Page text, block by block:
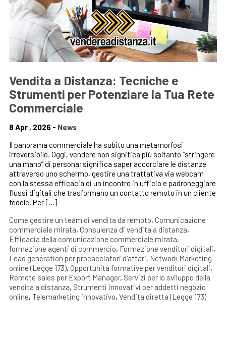
Vendita a Distanza: Tecniche e
Strumenti per Potenziare la Tua Rete
Commerciale
8 Apr , 2026 - News
Il panorama commerciale ha subito una metamorfosi
irreversibile. Oggi, vendere non significa più soltanto “stringere
una mano” di persona; significa saper accorciare le distanze
attraverso uno schermo, gestire una trattativa via webcam
con la stessa efficacia di un incontro in ufficio e padroneggiare
flussi digitali che trasformano un contatto remoto in un cliente
fedele. Per […]
Come gestire un team di vendita da remoto, Comunicazione
commerciale mirata, Consulenza di vendita a distanza,
Efficacia della comunicazione commerciale mirata,
formazione agenti di commercio, Formazione venditori digitali,
Lead generation per procacciatori d'affari, Network Marketing
online (Legge 173), Opportunità formative per venditori digitali,
Remote sales per Export Manager, Servizi per lo sviluppo della
vendita a distanza, Strumenti innovativi per addetti negozio
online, Telemarketing innovativo, Vendita diretta (Legge 173)